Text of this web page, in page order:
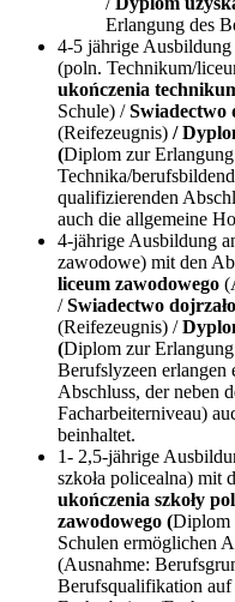
Erlangung des
4-5 jährige
(poln. Technikum/
ukończenia
Schule) /Swiadectwo
(Reifezeugnis) /
(Diplom zur
Technika/
qualifizierenden
auch die allgemeine
4-jährige Ausbildung
zawodowe) mit den
liceum zawodowego
/Swiadectwo
(Reifezeugnis) /
(Diplom zur
Berufslyzeen erlangen
Abschluss, der neben
Facharbeiterniveau)
beinhaltet.
1- 2,5-jährige
szkoła policealna) mit
ukończenia szkoły
zawodowego (Diplom
Schulen ermöglichen
(Ausnahme:
Berufsqualifikation auf